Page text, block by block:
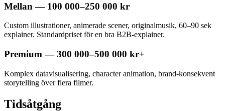
Mellan — 100 000–250 000 kr
Custom illustrationer, animerade scener, originalmusik, 60–90 sek
explainer. Standardpriset för en bra B2B-explainer.
Premium — 300 000–500 000 kr+
Komplex datavisualisering, character animation, brand-konsekvent
storytelling över flera filmer.
Tidsåtgång